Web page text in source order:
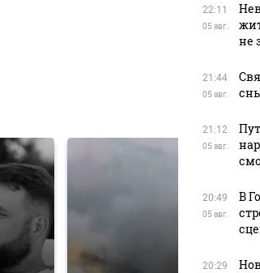
22:11
05 авг.
не
21:44
05 авг.
21:12
05 авг.
20:49
05 авг.
В
20:29